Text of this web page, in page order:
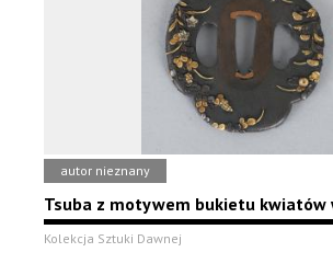
autor nieznany
Tsuba z motywem bukietu kwiatów
Kolekcja Sztuki Dawnej